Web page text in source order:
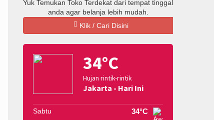
Yuk Temukan Toko Terdekat dari tempat tinggal
anda agar belanja lebih mudah.
Klik / Cari Disini
34°C
Hujan rintik-rintik
Jakarta - Hari Ini
Sabtu 34°C